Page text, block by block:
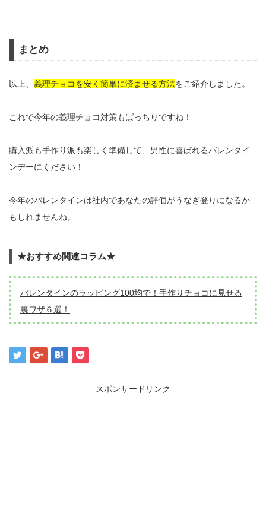
まとめ
以上、 義理チョコを安く簡単に済ませる方法をご紹介しました。
これで今年の義理チョコ対策もばっちりですね！
購入派も手作り派も楽しく準備して、男性に喜ばれるバレンタイ
ンデーにください！
今年のバレンタインは社内であなたの評価がうなぎ登りになるか
もしれませんね。
★おすすめ関連コラム★
バレンタインのラッピング100均で！手作りチョコに見せる
裏ワザ６選！
スポンサードリンク